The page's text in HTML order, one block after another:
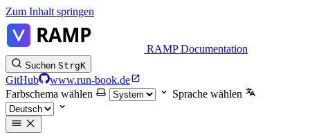
Zum Inhalt springen
RAMP Documentation
Suchen StrgK
GitHub
www.run-book.de
Farbschema wählen
Sprache wählen